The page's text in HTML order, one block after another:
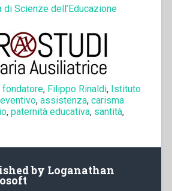
Scienze dell’Educazione
fondatore, Filippo Rinaldi, Istituto
, assistenza, carisma
, paternità educativa, santità,
by Loganathan